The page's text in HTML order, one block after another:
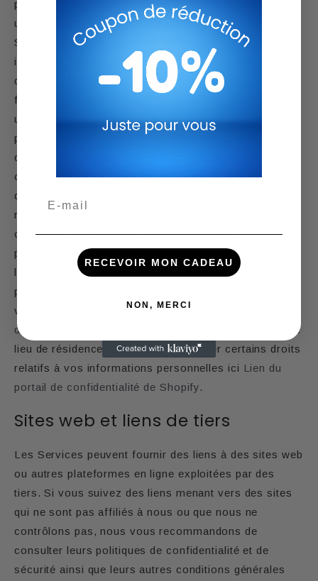
protéger, développer et améliorer notre activité, nous
utilisons certaines fonctionnalités améliorées de
Shopify qui intègrent des données et informations
issues de vos interactions avec notre Boutique, ainsi
qu’avec d’autres marchands et avec Shopify. Pour
fournir ces fonctionnalités améliorées, Shopify peut
utiliser des informations personnelles collectées à
partir de vos interactions avec notre boutique, avec
d’autres marchands et avec Shopify. Dans ces
circonstances, Shopify est responsable du traitement
de vos informations personnelles, notamment afin de
répondre à vos demandes d’exercer vos droits
concernant l’utilisation de vos informations
personnelles à ces fins. Pour en savoir plus sur
l’utilisation par Shopify de vos informations
personnelles et sur les droits dont vous disposez,
vous pouvez consulter laPolitique de confidentialité
des consommateurs de Shopify
. En fonction de votre
lieu de résidence, vous pouvez exercer certains droits
relatifs à vos informations personnelles ici Lien du
portail de confidentialité de Shopify.
Sites web et liens de tiers
Les Services peuvent fournir des liens à des sites web
ou autres plateformes en ligne exploitées par des
tiers. Si vous suivez des liens menant vers des sites
qui ne sont pas affiliés à nous ou que nous ne
contrôlons pas, nous vous recommandons de
consulter leurs politiques de confidentialité et de
sécurité ainsi que leurs autres conditions générales
RECEVOIR MON CADEAU
NON, MERCI